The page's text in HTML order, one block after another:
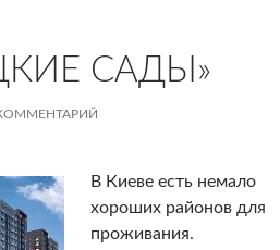
САДЫ»
В Киеве есть немало
хороших районов для
проживания.